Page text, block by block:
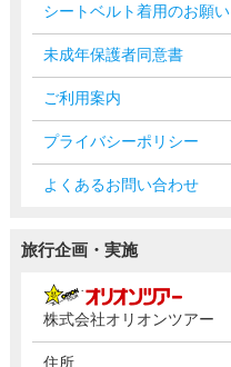
シートベルト着用のお願い
未成年保護者同意書
ご利用案内
プライバシーポリシー
よくあるお問い合わせ
旅行企画・実施
株式会社オリオンツアー
住所